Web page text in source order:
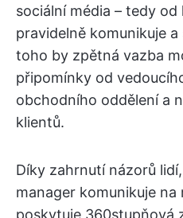
sociální média – tedy
pravidelně komunikuje
toho by zpětná vazba
připomínky od
obchodního oddělení a
klientů.
Díky zahrnutí názorů
manager komunikuje